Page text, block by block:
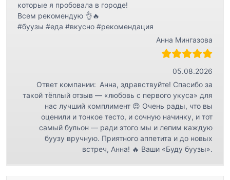
которые я пробовала в городе!
Всем рекомендую 👌🔥
#буузы #еда #вкусно #рекомендация
Анна Мингазова
05.08.2026
Ответ компании: Анна, здравствуйте! Спасибо за
такой тёплый отзыв — «любовь с первого укуса» для
нас лучший комплимент 😍 Очень рады, что вы
оценили и тонкое тесто, и сочную начинку, и тот
самый бульон — ради этого мы и лепим каждую
буузу вручную. Приятного аппетита и до новых
встреч, Анна! 🔥 Ваши «Буду буузы».